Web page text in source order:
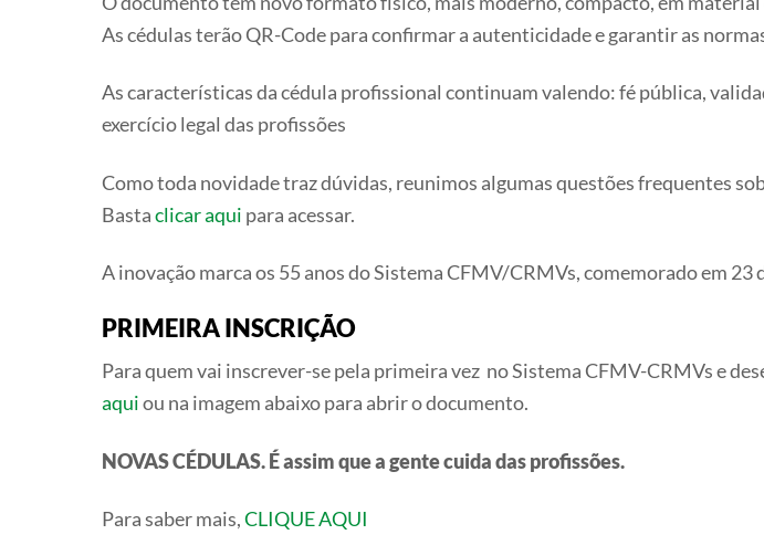
As cédulas terão QR-Code para confirmar a autenticidade e garantir as
As características da cédula profissional continuam valendo: fé pública,
exercício legal das profissões
Como toda novidade traz dúvidas, reunimos algumas questões frequentes
Bastaclicar aqui para acessar.
A inovação marca os 55 anos do Sistema CFMV/CRMVs, comemorado em 23
PRIMEIRA INSCRIÇÃO
Para quem vai inscrever-se pela primeira vez no Sistema CFMV-CRMVs e
aquiou na imagem abaixo para abrir o documento.
NOVAS CÉDULAS. É assim que a gente cuida das profissões.
Para saber mais,CLIQUE AQUI